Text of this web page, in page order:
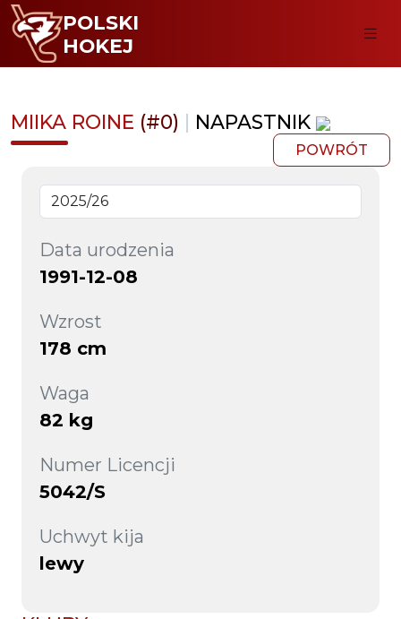
POLSKI
HOKEJ
MIIKA ROINE (#0) | NAPASTNIK
POWRÓT
Data urodzenia
1991-12-08
Wzrost
178 cm
Waga
82 kg
Numer Licencji
5042/S
Uchwyt kija
lewy